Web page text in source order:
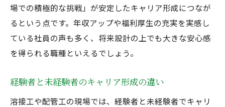
場での積極的な挑戦」が安定したキャリア形成につなが
るという点です。年収アップや福利厚生の充実を実感し
ている社員の声も多く、将来設計の上でも大きな安心感
を得られる職種といえるでしょう。
経験者と未経験者のキャリア形成の違い
溶接工や配管工の現場では、経験者と未経験者でキャリ